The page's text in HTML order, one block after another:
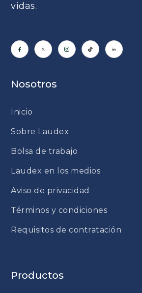
vidas.
Nosotros
Inicio
Sobre Laudex
Bolsa de trabajo
Laudex en los medios
Aviso de privacidad
Términos y condiciones
Requisitos de contratación
Productos